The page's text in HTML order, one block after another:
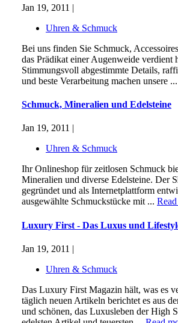
Jan 19, 2011 |
Uhren & Schmuck
Bei uns finden Sie Schmuck,
das Prädikat einer Augenweide verdient
Stimmungsvoll abgestimmte Details,
und beste Verarbeitung machen unsere ...
Schmuck, Mineralien und Edelsteine
Jan 19, 2011 |
Uhren & Schmuck
Ihr Onlineshop für zeitlosen Schmuck
Mineralien und diverse Edelsteine. Der
gegründet und als Internetplattform
ausgewählte Schmuckstücke mit ...
Luxury First - Das Luxus und
Jan 19, 2011 |
Uhren & Schmuck
Das Luxury First Magazin hält, was es
täglich neuen Artikeln berichtet es aus
und schönen, das Luxusleben der High